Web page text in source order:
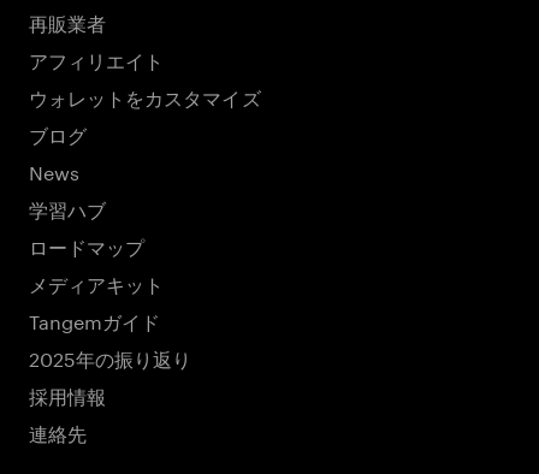
再販業者
アフィリエイト
ウォレットをカスタマイズ
ブログ
News
学習ハブ
ロードマップ
メディアキット
Tangemガイド
2025年の振り返り
採用情報
連絡先